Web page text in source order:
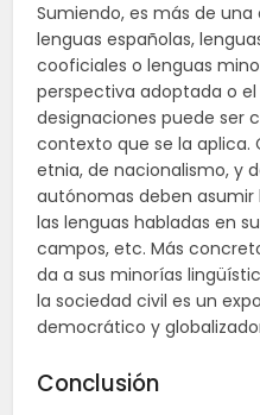
Sumiendo, es más de
lenguas españolas,
cooficiales o lenguas
perspectiva adoptada o
designaciones puede ser
contexto que se la
etnia, de nacionalismo, y
autónomas deben
las lenguas habladas en
campos, etc. Más
da a sus minorías
la sociedad civil es un
democrático y
Conclusión